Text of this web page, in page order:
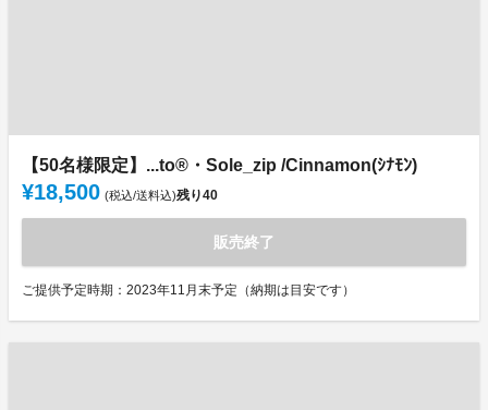
【50名様限定】...to®・Sole_zip /Cinnamon(ｼﾅﾓﾝ)
¥18,500 (税込/送料込)残り40
販売終了
ご提供予定時期：2023年11月末予定（納期は目安です）